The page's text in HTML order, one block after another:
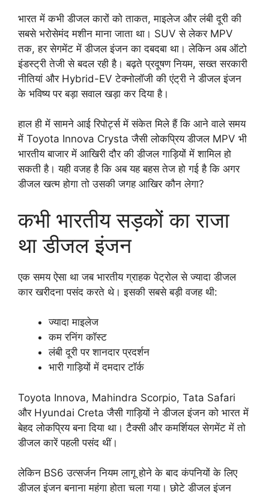
भारत में कभी डीजल कारों को ताकत, माइलेज और लंबी दूरी की
सबसे भरोसेमंद मशीन माना जाता था। SUV से लेकर MPV
तक, हर सेगमेंट में डीजल इंजन का दबदबा था। लेकिन अब ऑटो
इंडस्ट्री तेजी से बदल रही है। बढ़ते प्रदूषण नियम, सख्त सरकारी
नीतियां और Hybrid-EV टेक्नोलॉजी की एंट्री ने डीजल इंजन
के भविष्य पर बड़ा सवाल खड़ा कर दिया है।
हाल ही में सामने आई रिपोर्ट्स में संकेत मिले हैं कि आने वाले समय
में Toyota Innova Crysta जैसी लोकप्रिय डीजल MPV भी
भारतीय बाजार में आखिरी दौर की डीजल गाड़ियों में शामिल हो
सकती है। यही वजह है कि अब यह बहस तेज हो गई है कि अगर
डीजल खत्म होगा तो उसकी जगह आखिर कौन लेगा?
कभी भारतीय सड़कों का राजा
था डीजल इंजन
एक समय ऐसा था जब भारतीय ग्राहक पेट्रोल से ज्यादा डीजल
कार खरीदना पसंद करते थे। इसकी सबसे बड़ी वजह थी:
ज्यादा माइलेज
कम रनिंग कॉस्ट
लंबी दूरी पर शानदार प्रदर्शन
भारी गाड़ियों में दमदार टॉर्क
Toyota Innova, Mahindra Scorpio, Tata Safari
और Hyundai Creta जैसी गाड़ियों ने डीजल इंजन को भारत में
बेहद लोकप्रिय बना दिया था। टैक्सी और कमर्शियल सेगमेंट में तो
डीजल कारें पहली पसंद थीं।
लेकिन BS6 उत्सर्जन नियम लागू होने के बाद कंपनियों के लिए
डीजल इंजन बनाना महंगा होता चला गया। छोटे डीजल इंजन